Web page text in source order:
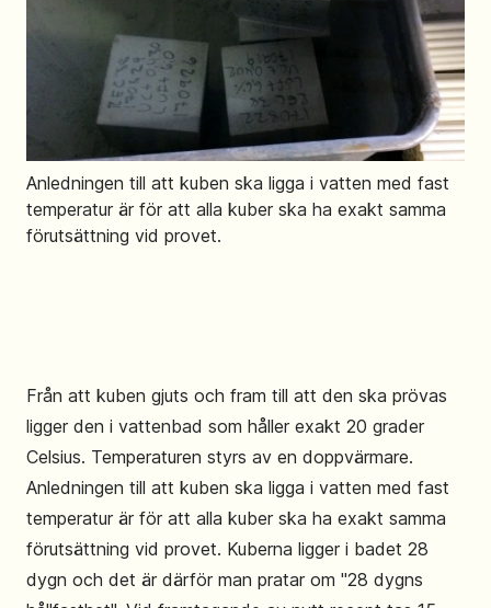
Anledningen till att kuben ska ligga i vatten med fast
temperatur är för att alla kuber ska ha exakt samma
förutsättning vid provet.
Från att kuben gjuts och fram till att den ska prövas
ligger den i vattenbad som håller exakt 20 grader
Celsius. Temperaturen styrs av en doppvärmare.
Anledningen till att kuben ska ligga i vatten med fast
temperatur är för att alla kuber ska ha exakt samma
förutsättning vid provet. Kuberna ligger i badet 28
dygn och det är därför man pratar om "28 dygns